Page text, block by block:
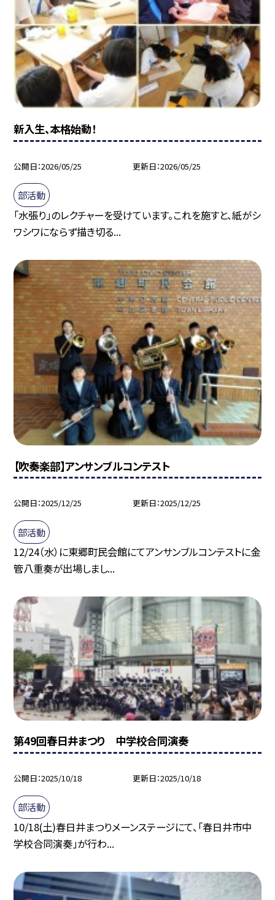
新入生、本格始動！
公開日 2026/05/25 更新日 2026/05/25
部活動
「水張り」のレクチャーを受けています。これを施すと、紙がシ
ワシワにならず描き切る...
【吹奏楽部】アンサンブルコンテスト
公開日 2025/12/25 更新日 2025/12/25
部活動
12/24（水）に東郷町民会館にてアンサンブルコンテストに金
管八重奏が出場しまし...
第49回春日井まつり 中学校合同演奏
公開日 2025/10/18 更新日 2025/10/18
部活動
10/18(土)春日井まつりメーンステージにて、「春日井市中
学校合同演奏」が行わ...